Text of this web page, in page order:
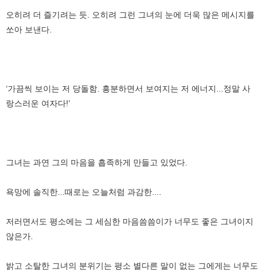
오히려 더 즐기려는 듯. 오히려 그런 그녀의 눈에 더욱 많은 메시지를
쏘아 보낸다.
‘가끔씩 보이는 저 당돌함. 흥분하면서 보여지는 저 에너지...정말 사
랑스러운 여자다!’
그녀는 과연 그의 마음을 흡족하게 만들고 있었다.
욕망에 솔직한...때로는 오늘처럼 과감한....
저러면서도 평소에는 그 세심한 마음씀씀이가 너무도 좋은 그녀이지
않은가.
밝고 소탈한 그녀의 분위기는 평소 별다른 말이 없는 그에게는 너무도